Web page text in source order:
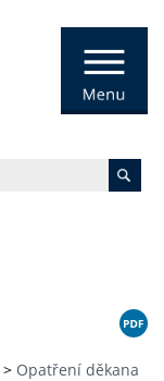
> Opatření děkana